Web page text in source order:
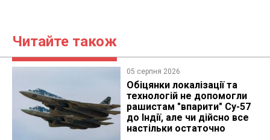
Читайте також
05 серпня 2026
Обіцянки локалізації та
технологій не допомогли
рашистам "впарити" Су-57
до Індії, але чи дійсно все
настільки остаточно